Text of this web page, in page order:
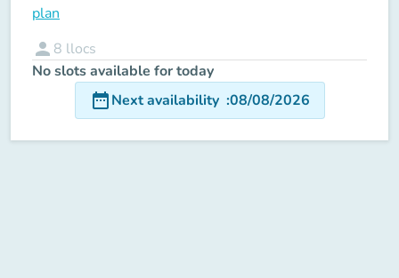
plan
person 8 llocs
No slots available for today
date_rangeNext availability :08/08/2026